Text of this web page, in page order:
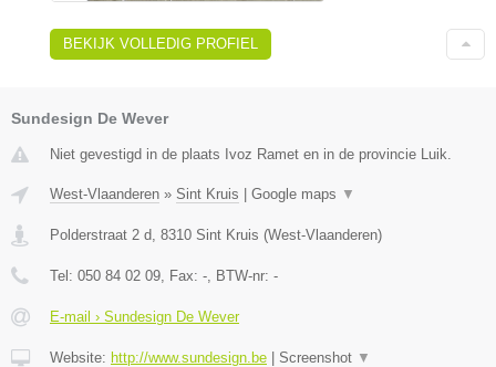
BEKIJK VOLLEDIG PROFIEL
Sundesign De Wever
Niet gevestigd in de plaats Ivoz Ramet en in de provincie Luik.
West-Vlaanderen » Sint Kruis Google maps ▼
Polderstraat 2 d 8310 Sint Kruis (West-Vlaanderen)
Tel: 050 84 02 09 , Fax: - , BTW-nr: -
E-mail › Sundesign De Wever
Website: http://www.sundesign.be Screenshot ▼